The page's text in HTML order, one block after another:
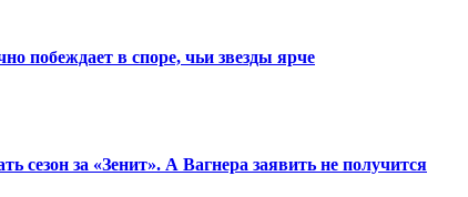
побеждает в споре, чьи звезды ярче
сезон за «Зенит». А Вагнера заявить не получится